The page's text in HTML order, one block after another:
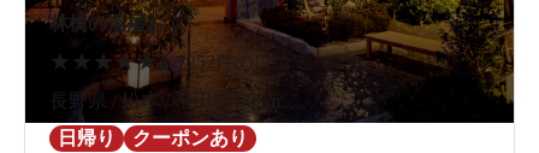
林檎の湯屋おぶ～
★ ★ ★★★4.7252件の口コミ
長野県 / 松本 / 平田駅1.9km
日帰り
クーポンあり